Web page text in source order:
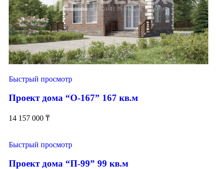
Быстрый просмотр
Проект дома “О-167” 167 кв.м
14 157 000 ₸
Быстрый просмотр
Проект дома “П-99” 99 кв.м